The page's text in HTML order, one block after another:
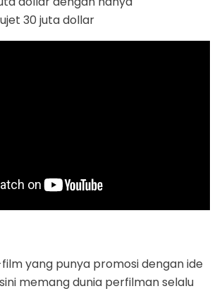
30 juta dollar
yang punya promosi dengan ide
memang dunia perfilman selalu